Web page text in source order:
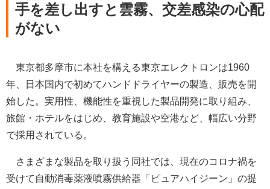
手を差し出すと雲霧、交差感染の心配
がない
東京都多摩市に本社を構える東京エレクトロンは1960
年、日本国内で初めてハンドドライヤーの製造、販売を開
始した。実用性、機能性を重視した製品開発に取り組み、
旅館・ホテルをはじめ、教育施設や空港など、幅広い分野
で採用されている。
さまざまな製品を取り扱う同社では、現在のコロナ禍を
受けて自動消毒薬液噴霧供給器「ピュアハイジーン」の提